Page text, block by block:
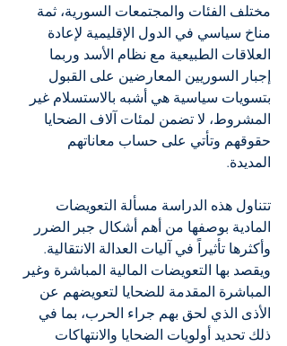
مختلف الفئات والمجتمعات السورية، ثمة
مناخ سياسي في الدول الإقليمية لإعادة
العلاقات الطبيعية مع نظام الأسد وربما
إجبار السوريين المعارضين على القبول
بتسويات سياسية هي أشبه بالاستسلام غير
المشروط، لا تضمن لمئات آلاف الضحايا
حقوقهم وتأتي على حساب معاناتهم
المديدة.
تتناول هذه الدراسة مسألة التعويضات
المادية بوصفها من أهم أشكال جبر الضرر
وأكثرها تأثيراً في آليات العدالة الانتقالية.
ويقصد بها التعويضات المالية المباشرة وغير
المباشرة المقدمة للضحايا لتعويضهم عن
الأذى الذي لحق بهم جراء الحرب، بما في
ذلك تحديد أولويات الضحايا والانتهاكات